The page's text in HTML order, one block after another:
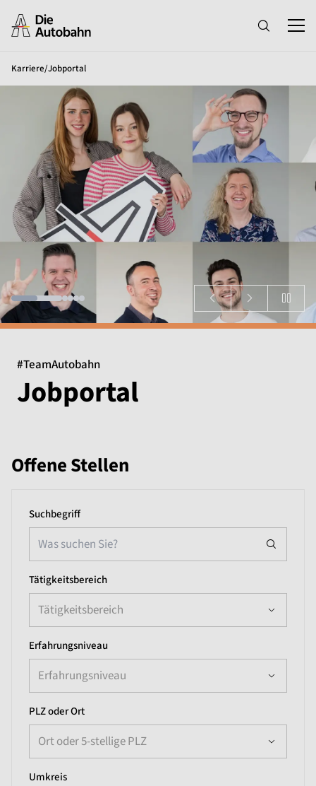
Karriere/Jobportal
#TeamAutobahn
Jobportal
Offene Stellen
Suchbegriff
Tätigkeitsbereich
Tätigkeitsbereich
Erfahrungsniveau
Erfahrungsniveau
PLZ oder Ort
Ort oder 5-stellige PLZ
Umkreis